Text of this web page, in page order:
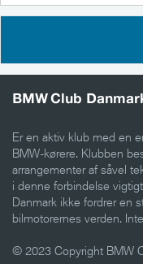
BMW Club
Er en aktiv klub med en
BMW-kørere. Klubben
arrangementer af såvel
i denne forbindelse
Danmark ikke fordrer en
bilmotorernes verden.
© 2023 Copyright BMW